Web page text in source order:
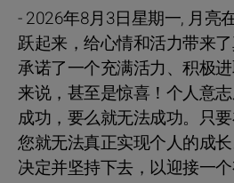
- 2026年8月3日星期一, 月亮
跃起来，给心情和活力带来
承诺了一个充满活力、积极
来说，甚至是惊喜！个人意
成功，要么就无法成功。只
您就无法真正实现个人的成
决定并坚持下去，以迎接一个